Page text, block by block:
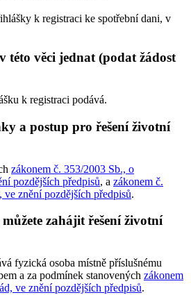
k registraci ke spotřební dani, v
této věci jednat (podat žádost
k registraci podává.
a postup pro řešení životní
zákonem č. 353/2003 Sb., o
pozdějších předpisů, a zákonem č.
znění pozdějších předpisů.
zahájit řešení životní
fyzická osoba místně příslušnému
a za podmínek stanovených zákonem
ve znění pozdějších předpisů.